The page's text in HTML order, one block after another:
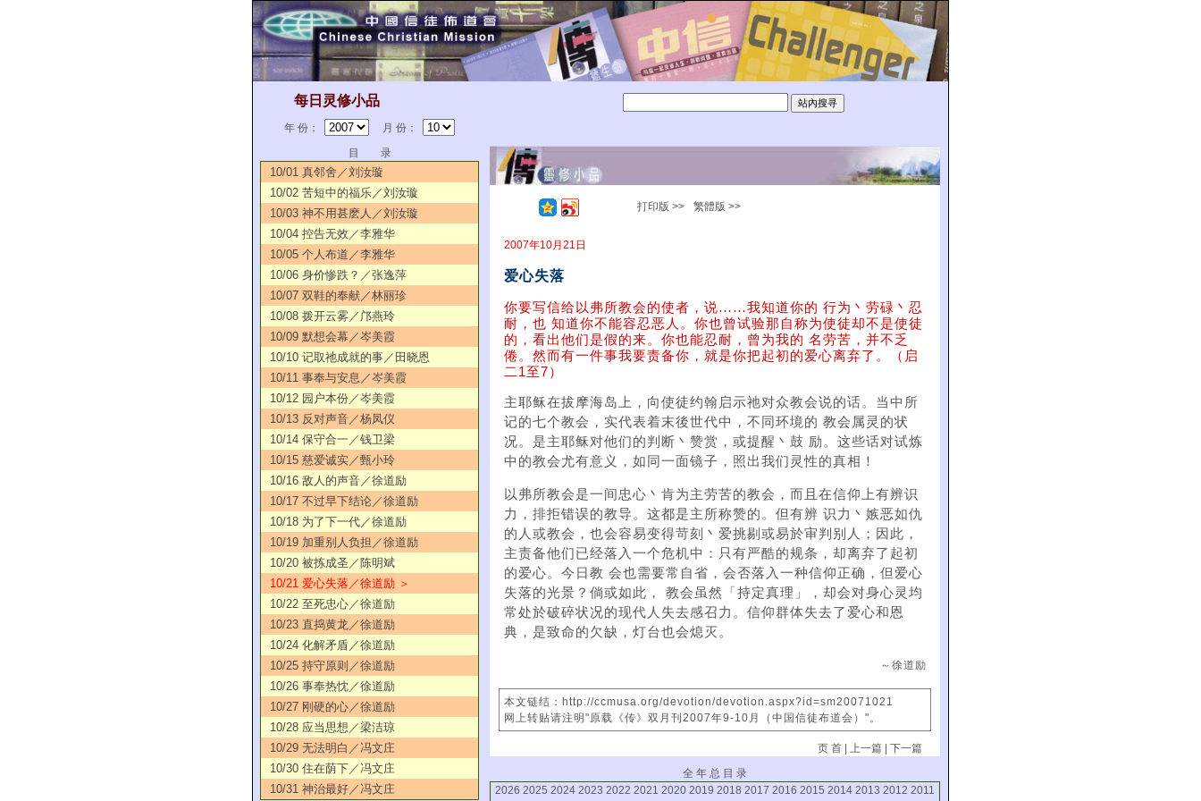
每日灵修小品
年 份：
月 份：
目 录
10/01 真邻舍／刘汝璇
10/02 苦短中的福乐／刘汝璇
10/03 神不用甚麽人／刘汝璇
10/04 控告无效／李雅华
10/05 个人布道／李雅华
10/06 身价惨跌？／张逸萍
10/07 双鞋的奉献／林丽珍
10/08 拨开云雾／邝燕玲
10/09 默想会幕／岑美霞
10/10 记取祂成就的事／田晓恩
10/11 事奉与安息／岑美霞
10/12 园户本份／岑美霞
10/13 反对声音／杨凤仪
10/14 保守合一／钱卫梁
10/15 慈爱诚实／甄小玲
10/16 敌人的声音／徐道励
10/17 不过早下结论／徐道励
10/18 为了下一代／徐道励
10/19 加重别人负担／徐道励
10/20 被拣成圣／陈明斌
10/21 爱心失落／徐道励 ＞
10/22 至死忠心／徐道励
10/23 直捣黄龙／徐道励
10/24 化解矛盾／徐道励
10/25 持守原则／徐道励
10/26 事奉热忱／徐道励
10/27 刚硬的心／徐道励
10/28 应当思想／梁洁琼
10/29 无法明白／冯文庄
10/30 住在荫下／冯文庄
10/31 神治最好／冯文庄
打印版 >> 繁體版 >>
2007年10月21日
爱心失落
你要写信给以弗所教会的使者，说……我知道你的 行为丶劳碌丶忍
耐，也 知道你不能容忍恶人。你也曾试验那自称为使徒却不是使徒
的，看出他们是假的来。你也能忍耐，曾为我的 名劳苦，并不乏
倦。然而有一件事我要责备你，就是你把起初的爱心离弃了。（启
二1至7）
主耶稣在拔摩海岛上，向使徒约翰启示祂对众教会说的话。当中所
记的七个教会，实代表着末後世代中，不同环境的 教会属灵的状
况。是主耶稣对他们的判断丶赞赏，或提醒丶鼓 励。这些话对试炼
中的教会尤有意义，如同一面镜子，照出我们灵性的真相！
以弗所教会是一间忠心丶肯为主劳苦的教会，而且在信仰上有辨识
力，排拒错误的教导。这都是主所称赞的。但有辨 识力丶嫉恶如仇
的人或教会，也会容易变得苛刻丶爱挑剔或易於审判别人；因此，
主责备他们已经落入一个危机中：只有严酷的规条，却离弃了起初
的爱心。今日教 会也需要常自省，会否落入一种信仰正确，但爱心
失落的光景？倘或如此， 教会虽然「持定真理」，却会对身心灵均
常处於破碎状况的现代人失去感召力。信仰群体失去了爱心和恩
典，是致命的欠缺，灯台也会熄灭。
～徐道励
本文链结：http://ccmusa.org/devotion/devotion.aspx?id=sm20071021
网上转贴请注明"原载《传》双月刊2007年9-10月（中国信徒布道会）"。
页 首 | 上一篇 |下一篇
全 年 总 目 录
2026 2025 2024 2023 2022 2021 2020 2019 2018 2017 2016 2015 2014 2013 2012 2011